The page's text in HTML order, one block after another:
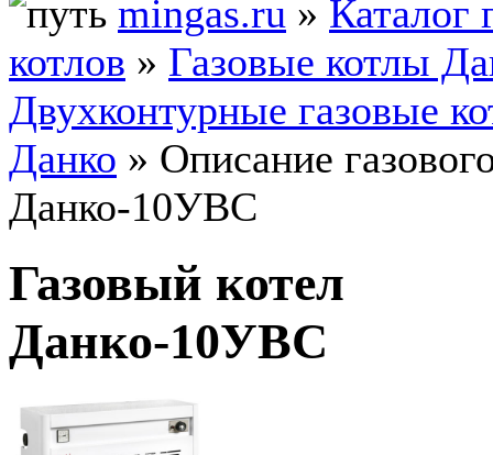
mingas.ru » Каталог
котлов » Газовые котлы
Двухконтурные газовые
Данко » Описание
Данко-10УВС
Газовый котел
Данко-10УВС